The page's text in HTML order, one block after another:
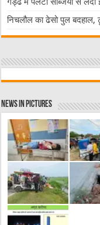
निचलौल का ढेसो पुल बदहाल,
News in Pictures